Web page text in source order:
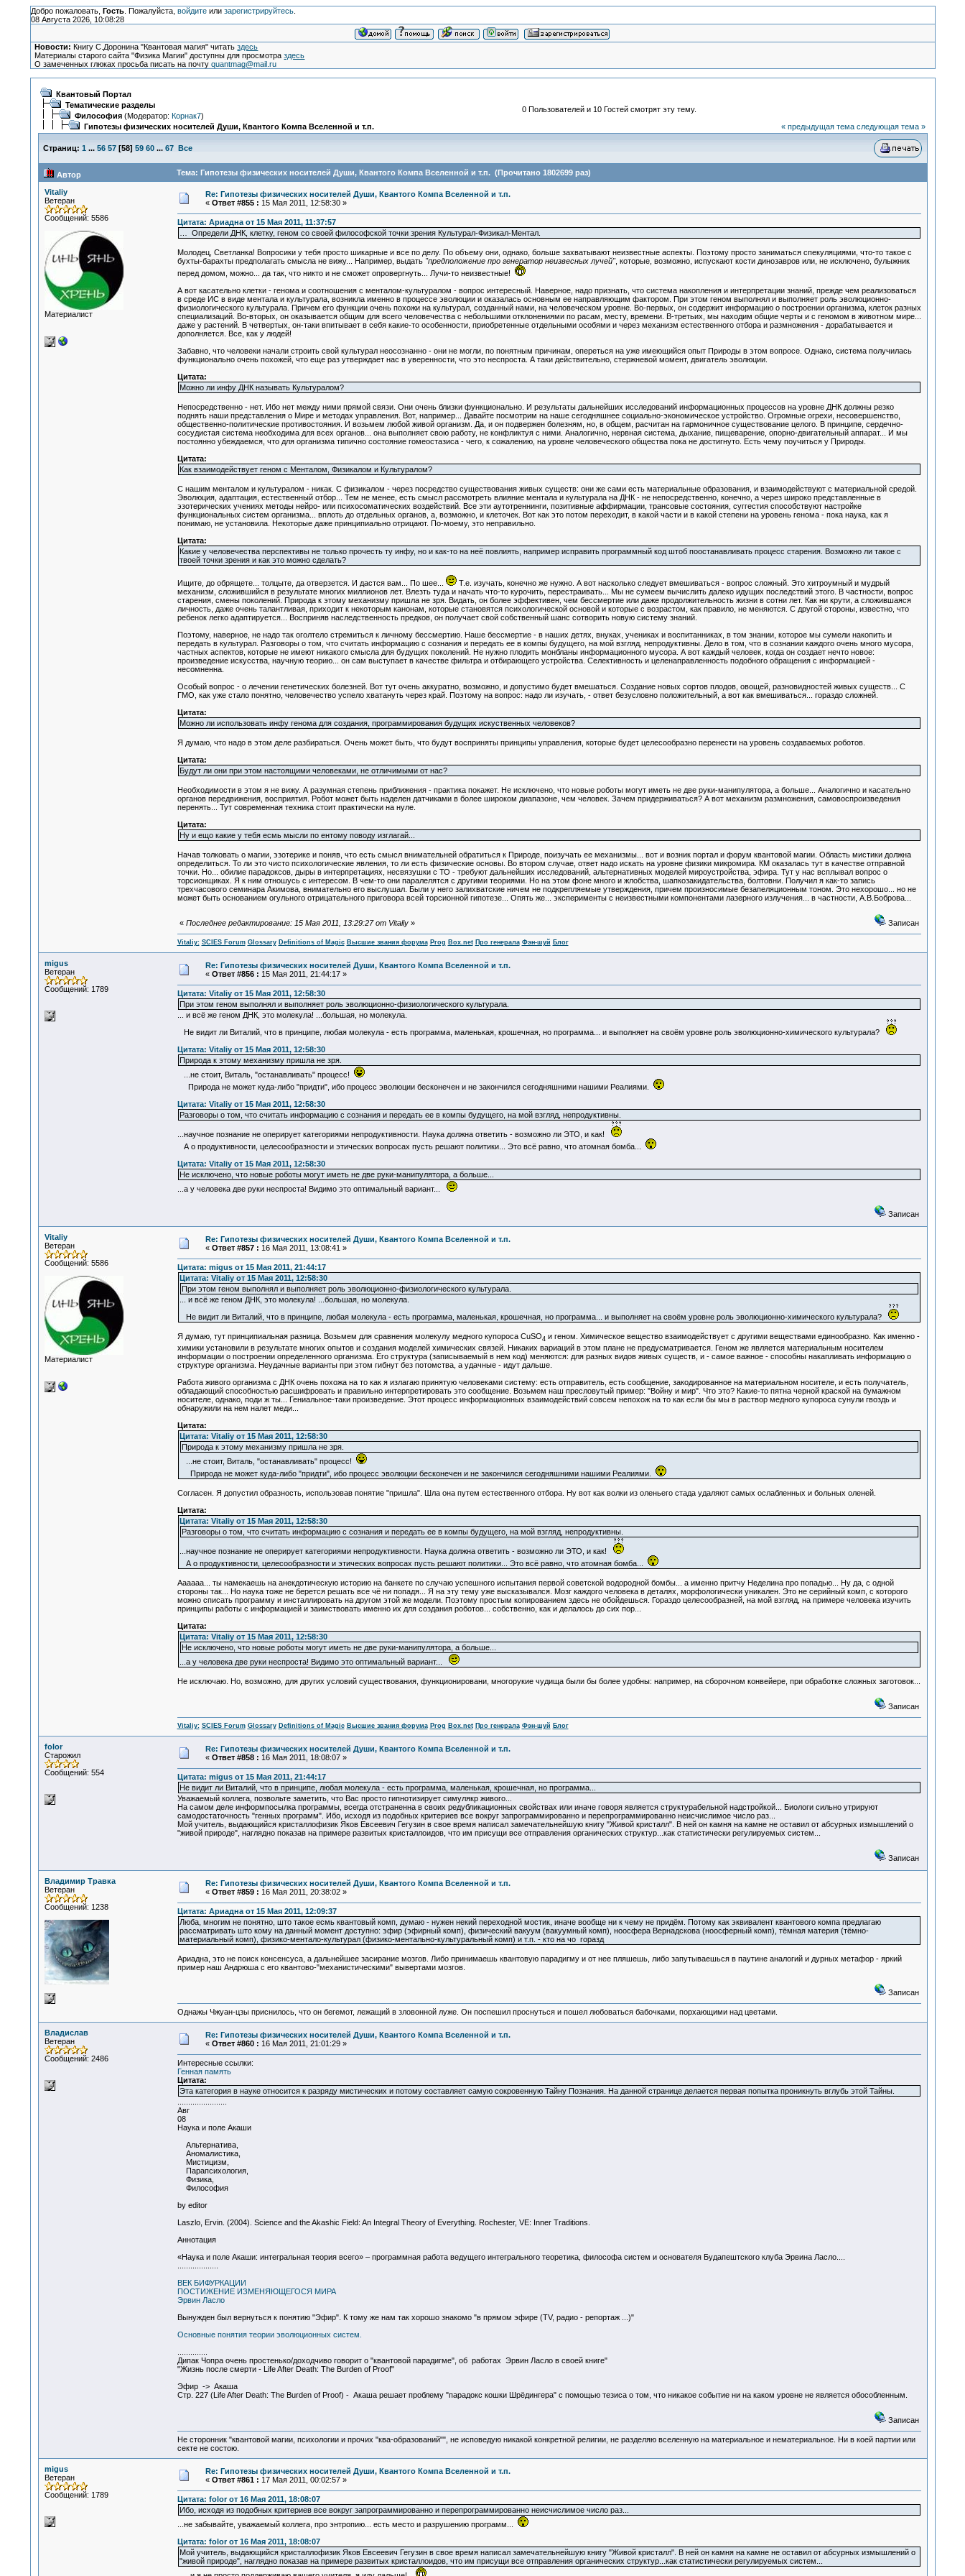
Добро пожаловать, Гость. Пожалуйста, войдитеили зарегистрируйтесь.
08 Августа 2026, 10:08:28
Новости: Книгу С.Доронина "Квантовая магия" читатьздесь
Материалы старого сайта "Физика Магии" доступны для просмотраздесь
О замеченных глюках просьба писать на почтуquantmag@mail.ru
Квантовый Портал
Тематические разделы
Философия(Модератор: Корнак7)
Гипотезы физических носителей Души, Квантого Компа Вселенной и т.п.
0 Пользователей и 10 Гостей смотрят эту тему.
« предыдущая тема следующая тема »
Страниц: 1 ... 56 57[58] 59 60 ... 67 Все
Автор Тема: Гипотезы физических носителей Души, Квантого Компа Вселенной и т.п. (Прочитано 1802699 раз)
Vitaliy
Ветеран
Сообщений: 5586
Материалист
Re: Гипотезы физических носителей Души, Квантого Компа Вселенной и т.п.
« Ответ #855 : 15 Мая 2011, 12:58:30 »
Цитата: Ариадна от 15 Мая 2011, 11:37:57
… Определи ДНК, клетку, геном со своей философской точки зрения Культурал-Физикал-Ментал.
Молодец, Светланка! Вопросики у тебя просто шикарные и все по делу. По объему они, однако, больше захватывают неизвестные аспекты. Поэтому просто заниматься спекуляциями, что-то такое с
бухты-барахты предполагать смысла не вижу... Например, выдать "предположение про генератор неизвесных лучей", которые, возможно, испускают кости динозавров или, не исключено, булыжник
перед домом, можно... да так, что никто и не сможет опровергнуть... Лучи-то неизвестные!
А вот касательно клетки - генома и соотношения с менталом-культуралом - вопрос интересный. Наверное, надо признать, что система накопления и интерпретации знаний, прежде чем реализоваться
в среде ИС в виде ментала и культурала, возникла именно в процессе эволюции и оказалась основным ее направляющим фактором. При этом геном выполнял и выполняет роль эволюционно-
физиологического культурала. Причем его функции очень похожи на культурал, созданный нами, на человеческом уровне. Во-первых, он содержит информацию о построении организма, клеток разных
специализаций. Во-вторых, он оказывается общим для всего человечества с небольшими отклонениями по расам, месту, времени. В-третьих, мы находим общие черты и с геномом в животном мире...
даже у растений. В четвертых, он-таки впитывает в себя какие-то особенности, приобретенные отдельными особями и через механизм естественного отбора и размножения - дорабатывается и
дополняется. Все, как у людей!
Забавно, что человеки начали строить свой культурал неосознанно - они не могли, по понятным причинам, опереться на уже имеющийся опыт Природы в этом вопросе. Однако, система получилась
функционально очень похожей, что еще раз утверждает нас в уверенности, что это неспроста. А таки действительно, стержневой момент, двигатель эволюции.
Цитата:
Можно ли инфу ДНК называть Культуралом?
Непосредственно - нет. Ибо нет между ними прямой связи. Они очень близки функционально. И результаты дальнейших исследований информационных процессов на уровне ДНК должны резко
поднять наши представления о Мире и методах управления. Вот, например... Давайте посмотрим на наше сегодняшнее социально-экономическое устройство. Огромные огрехи, несовершенство,
общественно-политические противостояния. И возьмем любой живой организм. Да, и он подвержен болезням, но, в общем, расчитан на гармоничное существование целого. В принципе, сердечно-
сосудистая система необходима для всех органов... она выполняет свою работу, не конфликтуя с ними. Аналогично, нервная система, дыхание, пищеварение, опорно-двигательный аппарат... И мы
постоянно убеждаемся, что для организма типично состояние гомеостазиса - чего, к сожалению, на уровне человеческого общества пока не достигнуто. Есть чему поучиться у Природы.
Цитата:
Как взаимодействует геном с Менталом, Физикалом и Культуралом?
C нашим менталом и культуралом - никак. С физикалом - через посредство существования живых существ: они же сами есть материальные образования, и взаимодействуют с материальной средой.
Эволюция, адаптация, естественный отбор... Тем не менее, есть смысл рассмотреть влияние ментала и культурала на ДНК - не непосредственно, конечно, а через широко представленные в
эзотерических учениях методы нейро- или психосоматических воздействий. Все эти аутотреннинги, позитивные аффирмации, трансовые состояния, суггестия способствуют настройке
функциональных систем организма... вплоть до отдельных органов, а, возможно, и клеточек. Вот как это потом переходит, в какой части и в какой степени на уровень генома - пока наука, как я
понимаю, не установила. Некоторые даже принципиально отрицают. По-моему, это неправильно.
Цитата:
Какие у человечества перспективы не только прочесть ту инфу, но и как-то на неё повлиять, например исправить программный код штоб поостанавливать процесс старения. Возможно ли такое с
твоей точки зрения и как это можно сделать?
Ищите, до обрящете... толцыте, да отверзется. И дастся вам... По шее...
Т.е. изучать, конечно же нужно. А вот насколько следует вмешиваться - вопрос сложный. Это хитроумный и мудрый
механизм, сложившийся в результате многих миллионов лет. Влезть туда и начать что-то курочить, перестраивать... Мы не сумеем вычислить далеко идущих последствий этого. В частности, вопрос
старения, смены поколений. Природа к этому механизму пришла не зря. Видать, он более эффективен, чем бессмертие или даже продолжительность жизни в сотни лет. Как ни крути, а сложившаяся
личность, даже очень талантливая, приходит к некоторым канонам, которые становятся психологической основой и которые с возрастом, как правило, не меняются. С другой стороны, известно, что
ребенок легко адаптируется... Восприняв наследственность предков, он получает свой собственный шанс сотворить новую систему знаний.
Поэтому, наверное, не надо так оголтело стремиться к личному бессмертию. Наше бессмертие - в наших детях, внуках, учениках и воспитанниках, в том знании, которое мы сумели накопить и
передать в культурал. Разговоры о том, что считать информацию с сознания и передать ее в компы будущего, на мой взгляд, непродуктивны. Дело в том, что в сознании каждого очень много мусора,
частных аспектов, которые не имеют никакого смысла для будущих поколений. Не нужно плодить монбланы информационного мусора. А вот каждый человек, когда он создает нечто новое:
произведение искусства, научную теорию... он сам выступает в качестве фильтра и отбирающего устройства. Селективность и целенаправленность подобного обращения с информацией -
несомненна.
Особый вопрос - о лечении генетических болезней. Вот тут очень аккуратно, возможно, и допустимо будет вмешаться. Создание новых сортов плодов, овощей, разновидностей живых существ... С
ГМО, как уже стало понятно, человечество успело хватануть через край. Поэтому на вопрос: надо ли изучать, - ответ безусловно положительный, а вот как вмешиваться... гораздо сложней.
Цитата:
Можно ли использовать инфу генома для создания, программирования будущих искуственных человеков?
Я думаю, что надо в этом деле разбираться. Очень может быть, что будут восприняты принципы управления, которые будет целесообразно перенести на уровень создаваемых роботов.
Цитата:
Будут ли они при этом настоящими человеками, не отличимыми от нас?
Необходимости в этом я не вижу. А разумная степень приближения - практика покажет. Не исключено, что новые роботы могут иметь не две руки-манипулятора, а больше... Аналогично и касательно
органов передвижения, восприятия. Робот может быть наделен датчиками в более широком диапазоне, чем человек. Зачем придерживаться? А вот механизм размножения, самовоспроизведения
перенять... Тут современная техника стоит практически на нуле.
Цитата:
Ну и ещо какие у тебя есмь мысли по ентому поводу изглагай...
Начав толковать о магии, эзотерике и поняв, что есть смысл внимательней обратиться к Природе, поизучать ее механизмы... вот и возник портал и форум квантовой магии. Область мистики должна
определиться. То ли это чисто психологические явления, то ли есть физические основы. Во втором случае, ответ надо искать на уровне физики микромира. КМ оказалась тут в качестве отправной
точки. Но... обилие парадоксов, дыры в интерпретациях, несвязушки с ТО - требуют дальнейших исследований, альтернативных моделей мироустройства, эфира. Тут у нас всплывал вопрос о
торсионщиках. Я к ним отношусь с интересом. В чем-то они паралелятся с другими теориями. Но на этом фоне много и жлобства, шапкозакидательства, болтовни. Получил я как-то запись
трехчасового семинара Акимова, внимательно его выслушал. Были у него залихватские ничем не подкрепляемые утверждения, причем произносимые безапеляционным тоном. Это нехорошо... но не
может быть основанием огульного отрицательного приговора всей торсионной гипотезе... Опять же... эксперименты с неизвестными компонентами лазерного излучения... в частности, А.В.Боброва...
« Последнее редактирование: 15 Мая 2011, 13:29:27 от Vitaliy» Записан
Vitaliy: SCIES Forum Glossary Definitions of Magic Высшие звания форума Prog Box.net Про генерала Фэн-шуй Блог
migus
Ветеран
Сообщений: 1789
Re: Гипотезы физических носителей Души, Квантого Компа Вселенной и т.п.
« Ответ #856 : 15 Мая 2011, 21:44:17 »
Цитата: Vitaliy от 15 Мая 2011, 12:58:30
При этом геном выполнял и выполняет роль эволюционно-физиологического культурала.
... и всё же геном ДНК, это молекула! ...большая, но молекула.
Не видит ли Виталий, что в принципе, любая молекула - есть программа, маленькая, крошечная, но программа... и выполняет на своём уровне роль эволюционно-химического культурала?
Цитата: Vitaliy от 15 Мая 2011, 12:58:30
Природа к этому механизму пришла не зря.
...не стоит, Виталь, "останавливать" процесс!
Природа не может куда-либо "придти", ибо процесс эволюции бесконечен и не закончился сегодняшними нашими Реалиями.
Цитата: Vitaliy от 15 Мая 2011, 12:58:30
Разговоры о том, что считать информацию с сознания и передать ее в компы будущего, на мой взгляд, непродуктивны.
...научное познание не оперирует категориями непродуктивности. Наука должна ответить - возможно ли ЭТО, и как!
А о продуктивности, целесообразности и этических вопросах пусть решают политики... Это всё равно, что атомная бомба...
Цитата: Vitaliy от 15 Мая 2011, 12:58:30
Не исключено, что новые роботы могут иметь не две руки-манипулятора, а больше...
...а у человека две руки неспроста! Видимо это оптимальный вариант...
Записан
Vitaliy
Ветеран
Сообщений: 5586
Материалист
Re: Гипотезы физических носителей Души, Квантого Компа Вселенной и т.п.
« Ответ #857 : 16 Мая 2011, 13:08:41 »
Цитата: migus от 15 Мая 2011, 21:44:17
Цитата: Vitaliy от 15 Мая 2011, 12:58:30
При этом геном выполнял и выполняет роль эволюционно-физиологического культурала.
... и всё же геном ДНК, это молекула! ...большая, но молекула.
Не видит ли Виталий, что в принципе, любая молекула - есть программа, маленькая, крошечная, но программа... и выполняет на своём уровне роль эволюционно-химического культурала?
Я думаю, тут принципиальная разница. Возьмем для сравнения молекулу медного купороса CuSO4 и геном. Химическое вещество взаимодействует с другими веществами единообразно. Как именно -
химики установили в результате многих опытов и создания моделей химических связей. Никаких вариаций в этом плане не предусматривается. Геном же является материальным носителем
информации о построении определенного организма. Его структура (записываемый в нем код) меняются: для разных видов живых существ, и - самое важное - способны накапливать информацию о
структуре организма. Неудачные варианты при этом гибнут без потомства, а удачные - идут дальше.
Работа живого организма с ДНК очень похожа на то как я излагаю принятую человеками систему: есть отправитель, есть сообщение, закодированное на материальном носителе, и есть получатель,
обладающий способностью расшифровать и правильно интерпретировать это сообщение. Возьмем наш пресловутый пример: "Войну и мир". Что это? Какие-то пятна черной краской на бумажном
носителе, однако, поди ж ты... Гениальное-таки произведение. Этот процесс информационных взаимодействий совсем непохож на то как если бы мы в раствор медного купороса сунули гвоздь и
обнаружили на нем налет меди...
Цитата:
Цитата: Vitaliy от 15 Мая 2011, 12:58:30
Природа к этому механизму пришла не зря.
...не стоит, Виталь, "останавливать" процесс!
Природа не может куда-либо "придти", ибо процесс эволюции бесконечен и не закончился сегодняшними нашими Реалиями.
Согласен. Я допустил образность, использовав понятие "пришла". Шла она путем естественного отбора. Ну вот как волки из оленьего стада удаляют самых ослабленных и больных оленей.
Цитата:
Цитата: Vitaliy от 15 Мая 2011, 12:58:30
Разговоры о том, что считать информацию с сознания и передать ее в компы будущего, на мой взгляд, непродуктивны.
...научное познание не оперирует категориями непродуктивности. Наука должна ответить - возможно ли ЭТО, и как!
А о продуктивности, целесообразности и этических вопросах пусть решают политики... Это всё равно, что атомная бомба...
Аааааа... ты намекаешь на анекдотическую историю на банкете по случаю успешного испытания первой советской водородной бомбы... а именно притчу Неделина про попадью... Ну да, с одной
стороны так... Но наука тоже не берется решать все чё ни попадя... Я на эту тему уже высказывался. Мозг каждого человека в деталях, морфологически уникален. Это не серийный комп, с которого
можно списать программу и инсталлировать на другом этой же модели. Поэтому простым копированием здесь не обойдешься. Гораздо целесообразней, на мой взгляд, на примере человека изучить
принципы работы с информацией и заимствовать именно их для создания роботов... собственно, как и делалось до сих пор...
Цитата:
Цитата: Vitaliy от 15 Мая 2011, 12:58:30
Не исключено, что новые роботы могут иметь не две руки-манипулятора, а больше...
...а у человека две руки неспроста! Видимо это оптимальный вариант...
Не исключаю. Но, возможно, для других условий существования, функционировани, многорукие чудища были бы более удобны: например, на сборочном конвейере, при обработке сложных заготовок...
Записан
Vitaliy: SCIES Forum Glossary Definitions of Magic Высшие звания форума Prog Box.net Про генерала Фэн-шуй Блог
folor
Старожил
Сообщений: 554
Re: Гипотезы физических носителей Души, Квантого Компа Вселенной и т.п.
« Ответ #858 : 16 Мая 2011, 18:08:07 »
Цитата: migus от 15 Мая 2011, 21:44:17
Не видит ли Виталий, что в принципе, любая молекула - есть программа, маленькая, крошечная, но программа...
Уважаемый коллега, позвольте заметить, что Вас просто гипнотизирует симулякр живого...
На самом деле информпосылка программы, всегда отстраненна в своих редубликационных свойствах или иначе говоря является структурабельной надстройкой... Биологи сильно утрируют
самодостаточность "генных программ". Ибо, исходя из подобных критериев все вокруг запрограммированно и перепрограммированно неисчислимое число раз...
Мой учитель, выдающийся кристаллофизик Яков Евсеевич Гегузин в свое время написал замечательнейшую книгу "Живой кристалл". В ней он камня на камне не оставил от абсурных измышлений о
"живой природе", наглядно показав на примере развитых кристаллоидов, что им присущи все отправления органических структур...как статистически регулируемых систем...
Записан
Владимир Травка
Ветеран
Сообщений: 1238
Re: Гипотезы физических носителей Души, Квантого Компа Вселенной и т.п.
« Ответ #859 : 16 Мая 2011, 20:38:02 »
Цитата: Ариадна от 15 Мая 2011, 12:09:37
Люба, многим не понятно, што такое есмь квантовый комп, думаю - нужен некий переходной мостик, иначе вообще ни к чему не придём. Потому как эквивалент квантового компа предлагаю
рассматривать што кому на данный момент доступно: эфир (эфирный комп), физический вакуум (вакуумный комп), ноосфера Вернадскова (ноосферный комп), тёмная материя (тёмно-
материальный комп), физико-ментало-культурал (физико-ментально-культуральный комп) и т.п. - кто на чо горазд
Ариадна, это не поиск консенсуса, а дальнейшее засирание мозгов. Либо принимаешь квантовую парадигму и от нее пляшешь, либо запутываешься в паутине аналогий и дурных метафор - яркий
пример наш Андрюша с его квантово-"механистическими" вывертами мозгов.
Записан
Однажы Чжуан-цзы приснилось, что он бегемот, лежащий в зловонной луже. Он поспешил проснуться и пошел любоваться бабочками, порхающими над цветами.
Владислав
Ветеран
Сообщений: 2486
Re: Гипотезы физических носителей Души, Квантого Компа Вселенной и т.п.
« Ответ #860 : 16 Мая 2011, 21:01:29 »
Интересные ссылки:
Генная память
Цитата:
Эта категория в науке относится к разряду мистических и потому составляет самую сокровенную Тайну Познания. На данной странице делается первая попытка проникнуть вглубь этой Тайны.
Авг
08
Наука и поле Акаши
Альтернатива,
Аномалистика,
Мистицизм,
Парапсихология,
Физика,
Философия
by editor
Laszlo, Ervin. (2004). Science and the Akashic Field: An Integral Theory of Everything. Rochester, VE: Inner Traditions.
Аннотация
«Наука и поле Акаши: интегральная теория всего» – программная работа ведущего интегрального теоретика, философа систем и основателя Будапештского клуба Эрвина Ласло....
ВЕК БИФУРКАЦИИ
ПОСТИЖЕНИЕ ИЗМЕНЯЮЩЕГОСЯ МИРА
Эрвин Ласло
Вынужден был вернуться к понятию "Эфир". К тому же нам так хорошо знакомо "в прямом эфире (TV, радио - репортаж ...)"
Основные понятия теории эволюционных систем.
Дипак Чопра очень простенько/доходчиво говорит о "квантовой парадигме", об работах Эрвин Ласло в своей книге"
"Жизнь после смерти - Life After Death: The Burden of Proof"
Эфир -> Акаша
Стр. 227 (Life After Death: The Burden of Proof) - Акаша решает проблему "парадокс кошки Шрёдингера" с помощью тезиса о том, что никакое событие ни на каком уровне не является обособленным.
Записан
Не сторонник "квантовой магии, психологии и прочих "ква-образований"", не исповедую никакой конкретной религии, не разделяю вселенную на материальное и нематериальное. Ни в коей партии или
секте не состою.
migus
Ветеран
Сообщений: 1789
Re: Гипотезы физических носителей Души, Квантого Компа Вселенной и т.п.
« Ответ #861 : 17 Мая 2011, 00:02:57 »
Цитата: folor от 16 Мая 2011, 18:08:07
Ибо, исходя из подобных критериев все вокруг запрограммированно и перепрограммированно неисчислимое число раз...
...не забывайте, уважаемый коллега, про энтропию... есть место и разрушению программ...
Цитата: folor от 16 Мая 2011, 18:08:07
Мой учитель, выдающийся кристаллофизик Яков Евсеевич Гегузин в свое время написал замечательнейшую книгу "Живой кристалл". В ней он камня на камне не оставил от абсурных измышлений о
"живой природе", наглядно показав на примере развитых кристаллоидов, что им присущи все отправления органических структур...как статистически регулируемых систем...